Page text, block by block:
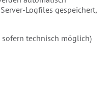
Logfiles gespeichert,
sofern technisch möglich)